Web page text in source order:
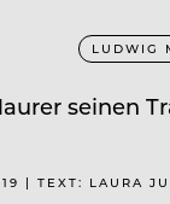
LUDWIG
seinen
| TEXT: LAURA